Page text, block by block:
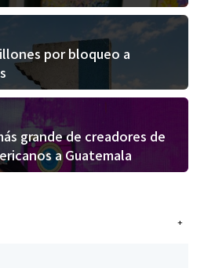
por bloqueo a
grande de creadores de
a Guatemala
+